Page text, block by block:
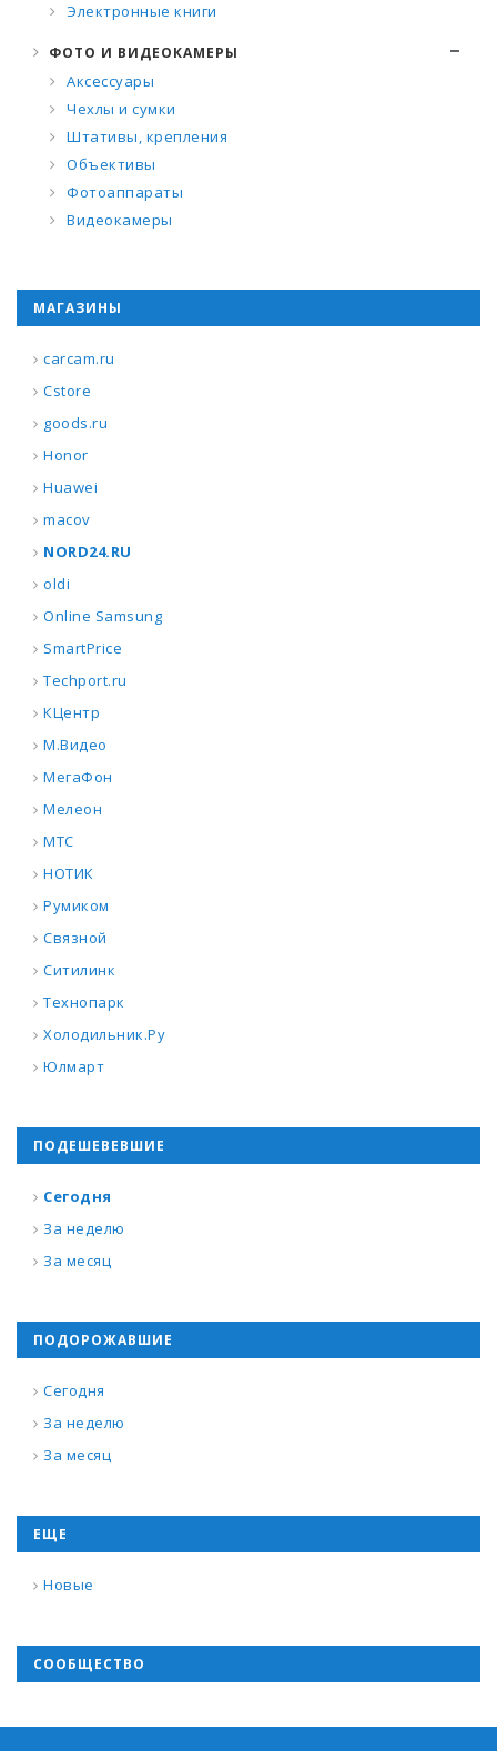
Электронные книги
ФОТО И ВИДЕОКАМЕРЫ
Аксессуары
Чехлы и сумки
Штативы, крепления
Объективы
Фотоаппараты
Видеокамеры
МАГАЗИНЫ
carcam.ru
Cstore
goods.ru
Honor
Huawei
macov
NORD24.RU
oldi
Online Samsung
SmartPrice
Techport.ru
КЦентр
М.Видео
МегаФон
Мелеон
МТС
НОТИК
Румиком
Связной
Ситилинк
Технопарк
Холодильник.Ру
Юлмарт
ПОДЕШЕВЕВШИЕ
Сегодня
За неделю
За месяц
ПОДОРОЖАВШИЕ
Сегодня
За неделю
За месяц
ЕЩЕ
Новые
СООБЩЕСТВО